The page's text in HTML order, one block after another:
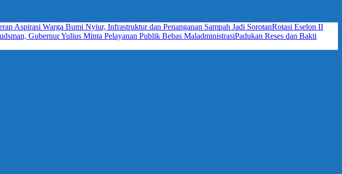
Aspirasi Warga Bumi Nyiur, Infrastruktur dan Penanganan Sampah Jadi SorotanRotasi Eselon II
Gubernur Yulius Minta Pelayanan Publik Bebas MaladministrasiPadukan Reses dan Bakti